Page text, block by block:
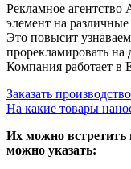
Рекламное агентство
элемент на
Это повысит
прорекламировать
Компания работает в
Заказать
На какие товары
Их можно встретить
можно указать: